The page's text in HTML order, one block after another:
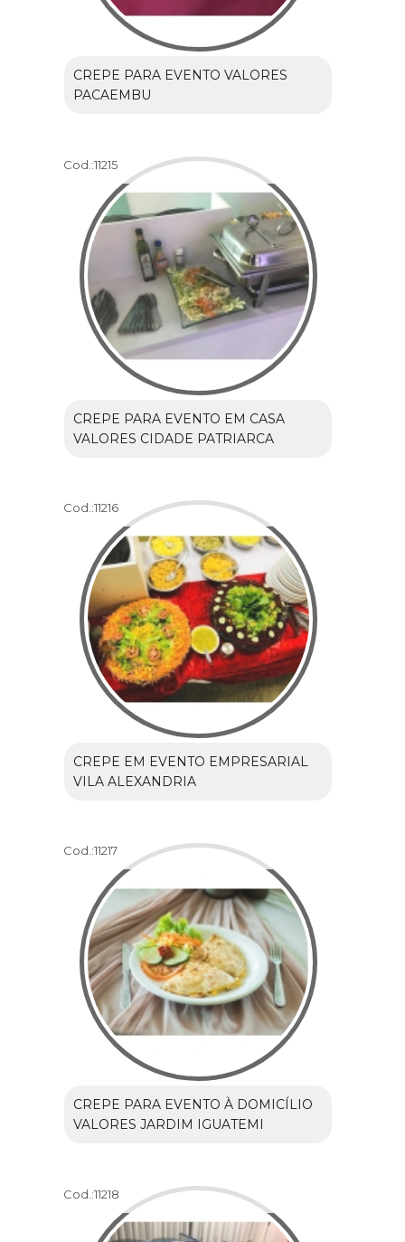
CREPE PARA EVENTO VALORES
PACAEMBU
Cod.:11215
CREPE PARA EVENTO EM CASA
VALORES CIDADE PATRIARCA
Cod.:11216
CREPE EM EVENTO EMPRESARIAL
VILA ALEXANDRIA
Cod.:11217
CREPE PARA EVENTO À DOMICÍLIO
VALORES JARDIM IGUATEMI
Cod.:11218